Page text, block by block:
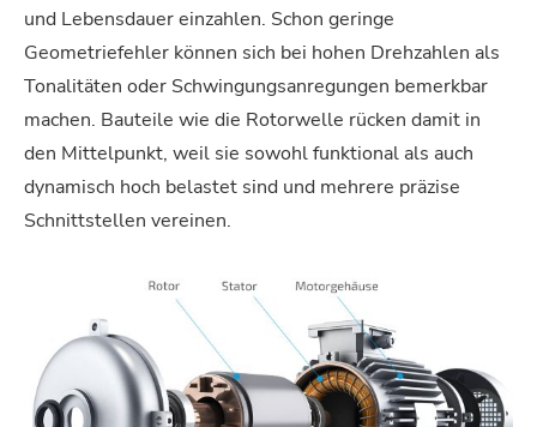
und Lebensdauer einzahlen. Schon geringe
Geometriefehler können sich bei hohen Drehzahlen als
Tonalitäten oder Schwingungsanregungen bemerkbar
machen. Bauteile wie die Rotorwelle rücken damit in
den Mittelpunkt, weil sie sowohl funktional als auch
dynamisch hoch belastet sind und mehrere präzise
Schnittstellen vereinen.